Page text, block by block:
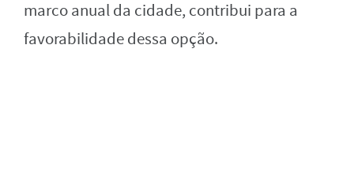
marco anual da cidade, contribui para a
favorabilidade dessa opção.